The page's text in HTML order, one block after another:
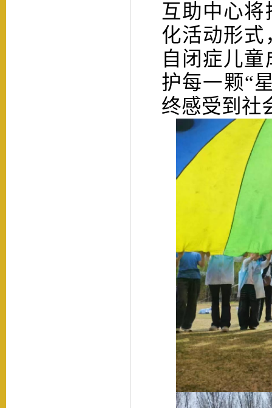
互助中心
化活动形式
自闭症儿
护每一颗“
终感受到社